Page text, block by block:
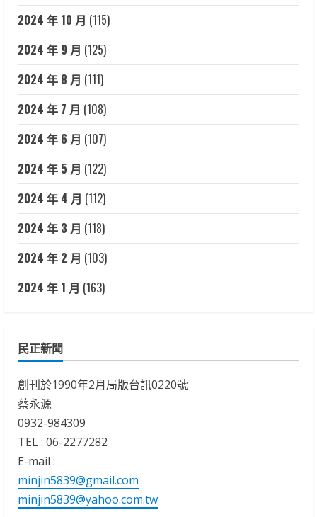
2024 年 10 月 (115)
2024 年 9 月 (125)
2024 年 8 月 (111)
2024 年 7 月 (108)
2024 年 6 月 (107)
2024 年 5 月 (122)
2024 年 4 月 (112)
2024 年 3 月 (118)
2024 年 2 月 (103)
2024 年 1 月 (163)
民正新聞
創刊於1990年2月局版台訊0220號
蔡永源
0932-984309
TEL : 06-2277282
E-mail :
minjin5839@gmail.com
minjin5839@yahoo.com.tw